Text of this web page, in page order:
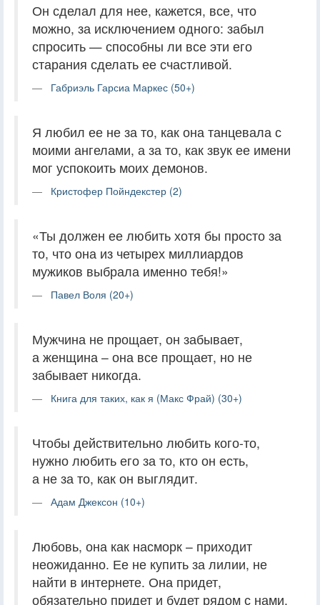
Он сделал для нее, кажется, все, что
можно, за исключением одного: забыл
спросить — способны ли все эти его
старания сделать ее счастливой.
Габриэль Гарсиа Маркес (50+)
Я любил ее не за то, как она танцевала с
моими ангелами, а за то, как звук ее имени
мог успокоить моих демонов.
Кристофер Пойндекстер (2)
«Ты должен ее любить хотя бы просто за
то, что она из четырех миллиардов
мужиков выбрала именно тебя!»
Павел Воля (20+)
Мужчина не прощает, он забывает,
а женщина – она все прощает, но не
забывает никогда.
Книга для таких, как я (Макс Фрай) (30+)
Чтобы действительно любить кого-то,
нужно любить его за то, кто он есть,
а не за то, как он выглядит.
Адам Джексон (10+)
Любовь, она как насморк – приходит
неожиданно. Ее не купить за лилии, не
найти в интернете. Она придет,
обязательно придет и будет рядом с нами.